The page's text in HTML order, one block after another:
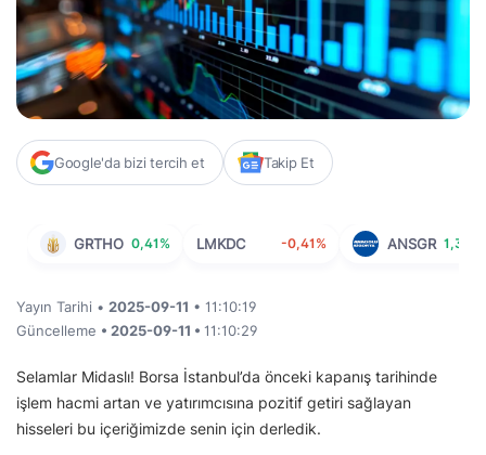
Google'da bizi tercih et Takip Et
GRTHO 0,41% LMKDC -0,41% ANSGR 1,35%
Yayın Tarihi • 2025-09-11 • 11:10:19
Güncelleme • 2025-09-11 • 11:10:29
Selamlar Midaslı! Borsa İstanbul’da önceki kapanış tarihinde
işlem hacmi artan ve yatırımcısına pozitif getiri sağlayan
hisseleri bu içeriğimizde senin için derledik.